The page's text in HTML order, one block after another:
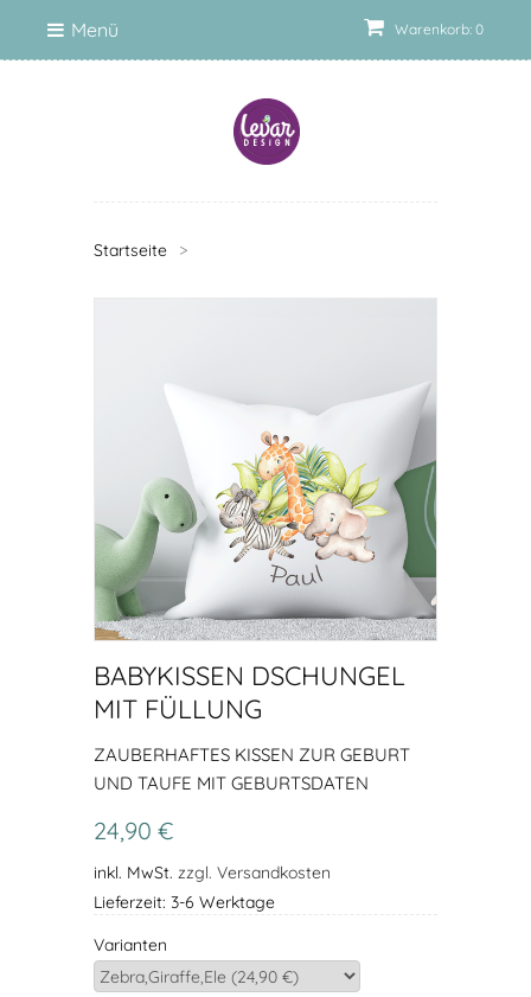
Warenkorb: 0
Menü
Startseite >
BABYKISSEN DSCHUNGEL
MIT FÜLLUNG
ZAUBERHAFTES KISSEN ZUR GEBURT
UND TAUFE MIT GEBURTSDATEN
24,90 €
inkl. MwSt. zzgl. Versandkosten
Lieferzeit: 3-6 Werktage
Varianten